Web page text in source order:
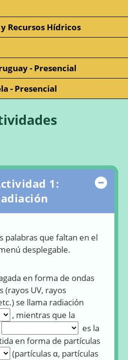
Recursos Hídricos
- Presencial
- Presencial
1:
palabras que faltan en el
desplegable.
en forma de ondas
(rayos UV, rayos
se llama radiación
(1):
, mientras que la
Rellenar huecos (2): es la
en forma de partículas
(partículas α, partículas